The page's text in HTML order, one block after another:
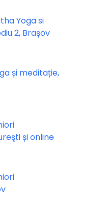
Yoga si
2, Brașov
și meditație,
și online